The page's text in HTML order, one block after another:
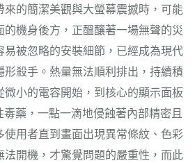
來的簡潔美觀與大螢幕震撼時，可能
機身後方，正醞釀著一場無聲的災
被忽略的安裝細節，已經成為現代
形殺手。熱量無法順利排出，持續積
小的電容開始，到核心的顯示面板
藥，一點一滴地侵蝕著內部精密且
使用者直到畫面出現異常條紋、色彩
法開機，才驚覺問題的嚴重性，而此